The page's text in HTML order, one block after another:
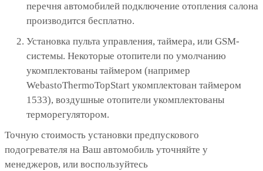
перечня автомобилей подключение отопления салона
производится бесплатно.
Установка пульта управления, таймера, или GSM-
системы. Некоторые отопители по умолчанию
укомплектованы таймером (например
WebastoThermoTopStart укомплектован таймером
1533), воздушные отопители укомплектованы
терморегулятором.
Точную стоимость установки предпускового
подогревателя на Ваш автомобиль уточняйте у
менеджеров, или воспользуйтесь